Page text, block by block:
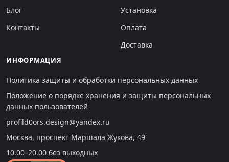
Блог
Контакты
Установка
Оплата
Доставка
ИНФОРМАЦИЯ
Политика защиты и обработки персональных данных
Положение о порядке хранения и защиты персональных
данных пользователей
profild0ors.design@yandex.ru
Москва, проспект Маршала Жукова, 49
10.00–20.00 без выходных